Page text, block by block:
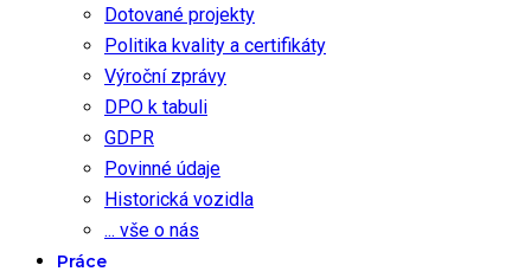
Dotované projekty
Politika kvality a certifikáty
Výroční zprávy
DPO k tabuli
GDPR
Povinné údaje
Historická vozidla
... vše o nás
Práce